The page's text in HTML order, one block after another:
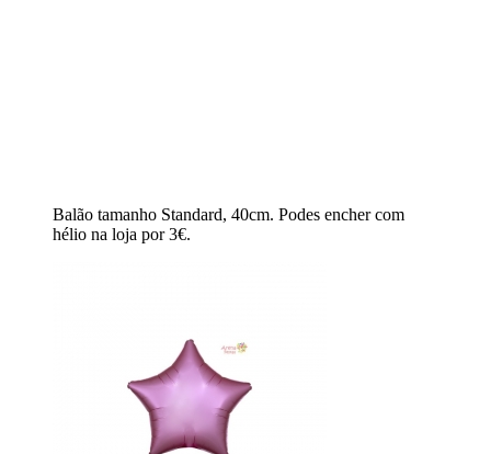
Balão tamanho Standard, 40cm. Podes encher com
hélio na loja por 3€.